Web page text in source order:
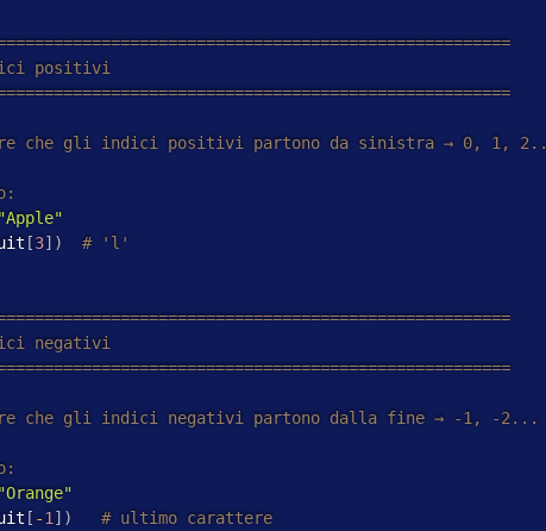
# ============================================================
# ============================================================
"Apple"
[3] )
# ============================================================
# ============================================================
"Orange"
[ -1 ] )
# ultimo carattere